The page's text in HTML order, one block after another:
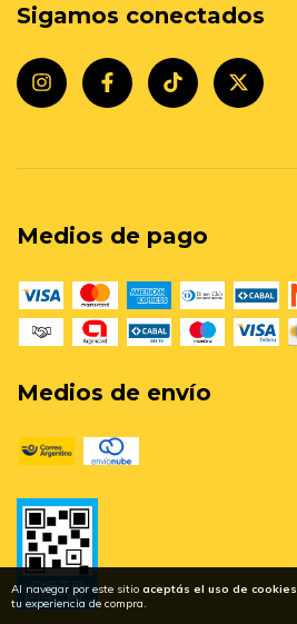
Al navegar por este sitio aceptás el uso de cookies
tu experiencia de compra.
Sigamos conectados
Medios de pago
Medios de envío